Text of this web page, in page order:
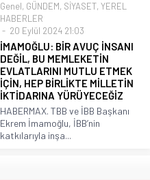
Genel, GÜNDEM, SİYASET, YEREL
HABERLER
20 Eylül 2024 21:03
İMAMOĞLU: BİR AVUÇ İNSANI
DEĞİL, BU MEMLEKETİN
EVLATLARINI MUTLU ETMEK
İÇİN, HEP BİRLİKTE MİLLETİN
İKTİDARINA YÜRÜYECEĞİZ
HABERMAX. TBB ve İBB Başkanı
Ekrem İmamoğlu, İBB’nin
katkılarıyla inşa...